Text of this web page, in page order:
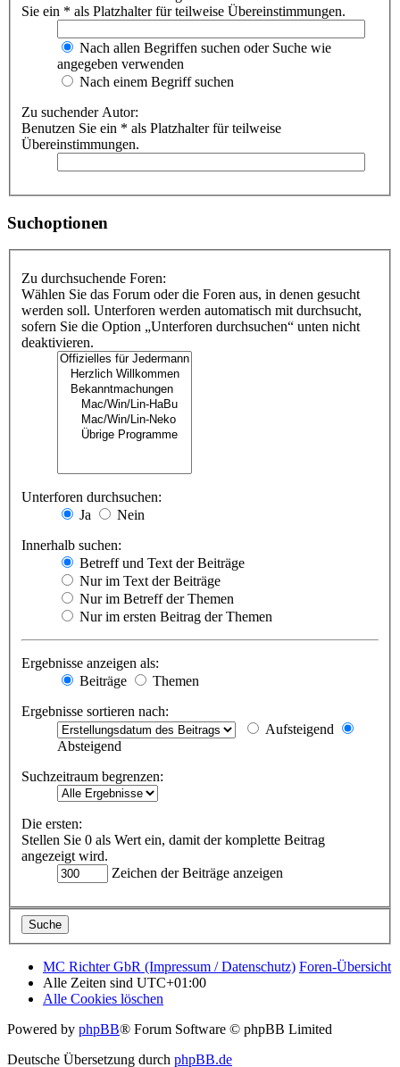
Sie ein * als Platzhalter für teilweise Übereinstimmungen.
Nach allen Begriffen suchen oder Suche wie
angegeben verwenden
Nach einem Begriff suchen
Zu suchender Autor:
Benutzen Sie ein * als Platzhalter für teilweise
Übereinstimmungen.
Suchoptionen
Zu durchsuchende Foren:
Wählen Sie das Forum oder die Foren aus, in denen gesucht
werden soll. Unterforen werden automatisch mit durchsucht,
sofern Sie die Option „Unterforen durchsuchen“ unten nicht
deaktivieren.
Unterforen durchsuchen:
Ja
Nein
Innerhalb suchen:
Betreff und Text der Beiträge
Nur im Text der Beiträge
Nur im Betreff der Themen
Nur im ersten Beitrag der Themen
Ergebnisse anzeigen als:
Beiträge
Themen
Ergebnisse sortieren nach:
Aufsteigend
Absteigend
Suchzeitraum begrenzen:
Die ersten:
Stellen Sie 0 als Wert ein, damit der komplette Beitrag
angezeigt wird.
Zeichen der Beiträge anzeigen
MC Richter GbR (Impressum / Datenschutz) Foren-Übersicht
Alle Zeiten sind UTC+01:00
Alle Cookies löschen
Powered by phpBB® Forum Software © phpBB Limited
Deutsche Übersetzung durch phpBB.de